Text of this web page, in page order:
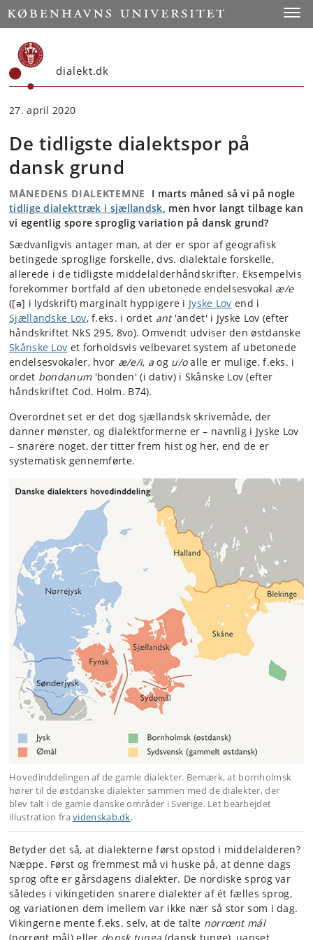
Start
dialekt.dk
27. april 2020
De tidligste dialektspor på
dansk grund
MÅNEDENS DIALEKTEMNE
I marts måned så vi på nogle
tidlige dialekttræk i sjællandsk, men hvor langt tilbage kan
vi egentlig spore sproglig variation på dansk grund?
Sædvanligvis antager man, at der er spor af geografisk
betingede sproglige forskelle, dvs. dialektale forskelle,
allerede i de tidligste middelalderhåndskrifter. Eksempelvis
forekommer bortfald af den ubetonede endelsesvokal æ/e
([ə] i lydskrift) marginalt hyppigere i Jyske Lov end i
Sjællandske Lov, f.eks. i ordet ant'andet' i Jyske Lov (efter
håndskriftet NkS 295, 8vo). Omvendt udviser den østdanske
Skånske Lov et forholdsvis velbevaret system af ubetonede
endelsesvokaler, hvor æ/e/i, a og u/oalle er mulige, f.eks. i
ordet bondanum'bonden' (i dativ) i Skånske Lov (efter
håndskriftet Cod. Holm. B74).
Overordnet set er det dog sjællandsk skrivemåde, der
danner mønster, og dialektformerne er – navnlig i Jyske Lov
– snarere noget, der titter frem hist og her, end de er
systematisk gennemførte.
Hovedinddelingen af de gamle dialekter. Bemærk, at bornholmsk
hører til de østdanske dialekter sammen med de dialekter, der
blev talt i de gamle danske områder i Sverige. Let bearbejdet
illustration fravidenskab.dk.
Betyder det så, at dialekterne først opstod i middelalderen?
Næppe. Først og fremmest må vi huske på, at denne dags
sprog ofte er gårsdagens dialekter. De nordiske sprog var
således i vikingetiden snarere dialekter af ét fælles sprog,
og variationen dem imellem var ikke nær så stor som i dag.
Vikingerne mente f.eks. selv, at de talte norrœnt mál